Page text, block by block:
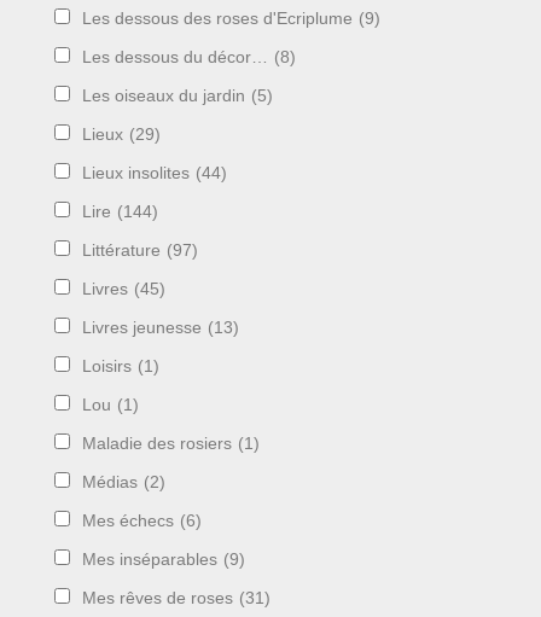
Les dessous des roses d'Ecriplume (9)
Les dessous du décor… (8)
Les oiseaux du jardin (5)
Lieux (29)
Lieux insolites (44)
Lire (144)
Littérature (97)
Livres (45)
Livres jeunesse (13)
Loisirs (1)
Lou (1)
Maladie des rosiers (1)
Médias (2)
Mes échecs (6)
Mes inséparables (9)
Mes rêves de roses (31)